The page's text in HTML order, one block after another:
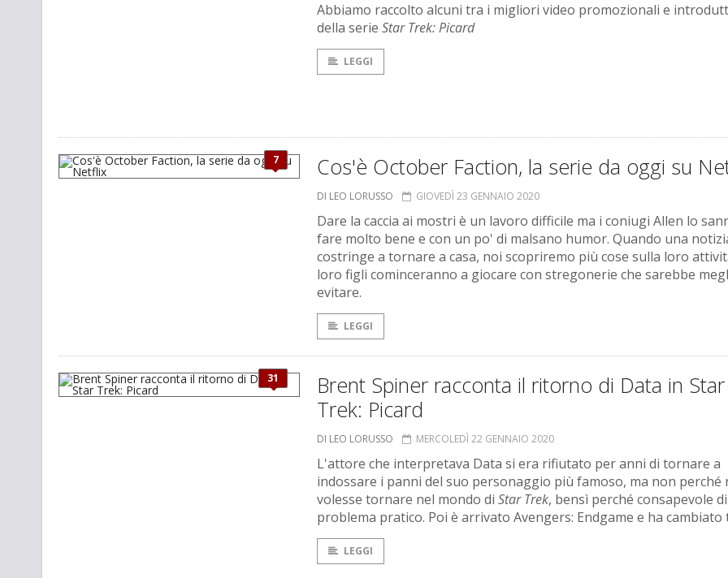
Abbiamo raccolto alcuni tra i migliori video promozionali e
della serie Star Trek: Picard
LEGGI
7 Cos'è October Faction, la serie da oggi su
DI LEO LORUSSO GIOVEDÌ 23 GENNAIO 2020
Dare la caccia ai mostri è un lavoro difficile ma i coniugi Allen lo
fare molto bene e con un po' di malsano humor. Quando una
costringe a tornare a casa, noi scopriremo più cose sulla loro
loro figli cominceranno a giocare con stregonerie che sarebbe
evitare.
LEGGI
31
Brent Spiner racconta il ritorno di Data in Star
Trek: Picard
DI LEO LORUSSO MERCOLEDÌ 22 GENNAIO 2020
L'attore che interpretava Data si era rifiutato per anni di tornare a
indossare i panni del suo personaggio più famoso, ma non perché
volesse tornare nel mondo di Star Trek, bensì perché consapevole
problema pratico. Poi è arrivato Avengers: Endgame e ha cambiato
LEGGI